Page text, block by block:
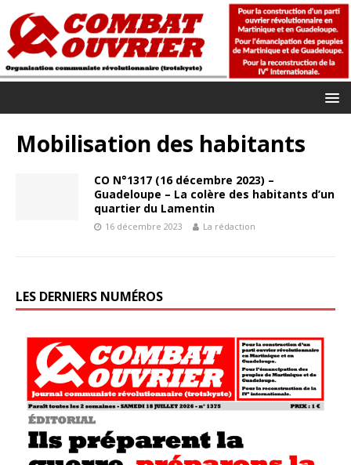
Mobilisation des habitants
CO N°1317 (16 décembre 2023) –
Guadeloupe – La colère des habitants d’un
quartier du Lamentin
16 décembre 2023 La rédaction
LES DERNIERS NUMÉROS